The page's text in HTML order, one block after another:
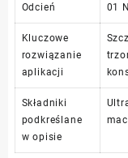
Odcień 01
Kluczowe
rozwiązanie
aplikacji
Składniki
podkreślane
w opisie